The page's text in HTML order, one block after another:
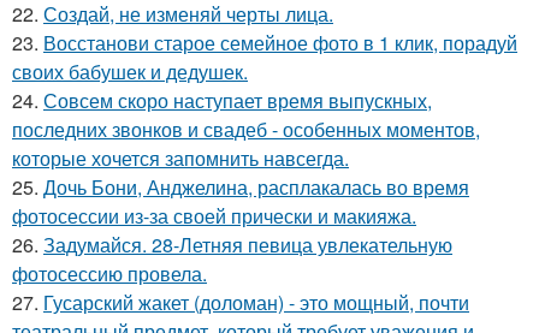
22. Создай, не изменяй черты лица.
23. Восстанови старое семейное фото в 1 клик, порадуй
своих бабушек и дедушек.
24. Совсем скоро наступает время выпускных,
последних звонков и свадеб - особенных моментов,
которые хочется запомнить навсегда.
25. Дочь Бони, Анджелина, расплакалась во время
фотосессии из-за своей прически и макияжа.
26. Задумайся. 28-Летняя певица увлекательную
фотосессию провела.
27. Гусарский жакет (доломан) - это мощный, почти